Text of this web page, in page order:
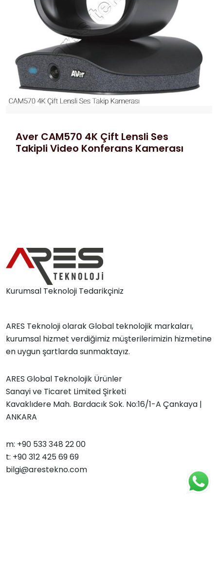
Aver CAM570 4K Çift Lensli Ses
Takipli Video Konferans Kamerası
Kurumsal Teknoloji Tedarikçiniz
ARES Teknoloji olarak Global teknolojik markaları,
kurumsal hizmet verdiğimiz müşterilerimizin hizmetine
en uygun şartlarda sunmaktayız.
ARES Global Teknolojik Ürünler
Sanayi ve Ticaret Limited Şirketi
Kavaklıdere Mah. Bardacık Sok. No:16/1-A Çankaya |
ANKARA
m: +90 533 348 22 00
t: +90 312 425 69 69
bilgi@arestekno.com